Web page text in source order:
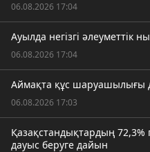
06.08.2026 17:04
Ауылда негізгі әлеуметтік
06.08.2026 17:04
Аймақта құс шаруашылығы
06.08.2026 17:03
Қазақстандықтардың
дауыс беруге дайын